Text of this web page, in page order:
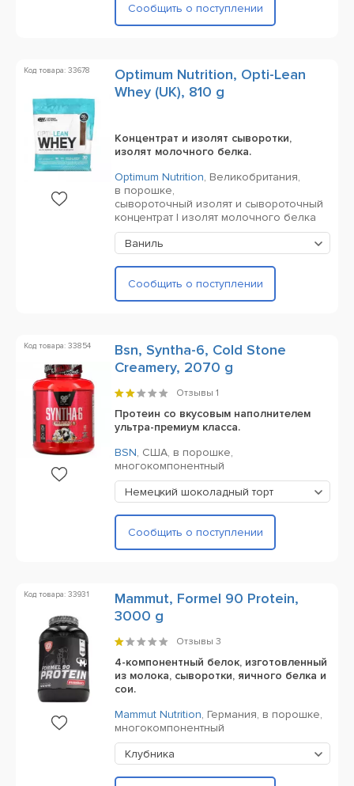
Сообщить о поступлении
Код товара: 33678
Optimum Nutrition, Opti-Lean
Whey (UK), 810 g
Концентрат и изолят сыворотки,
изолят молочного белка.
Optimum Nutrition, Великобритания,
в порошке,
сывороточный изолят и сывороточный
концентрат | изолят молочного белка
Ваниль
Сообщить о поступлении
Код товара: 33854
Bsn, Syntha-6, Cold Stone
Creamery, 2070 g
Отзывы 1
Протеин со вкусовым наполнителем
ультра-премиум класса.
BSN, США, в порошке,
многокомпонентный
Немецкий шоколадный торт
Сообщить о поступлении
Код товара: 33931
Mammut, Formel 90 Protein,
3000 g
Отзывы 3
4-компонентный белок, изготовленный
из молока, сыворотки, яичного белка и
сои.
Mammut Nutrition, Германия, в порошке,
многокомпонентный
Клубника